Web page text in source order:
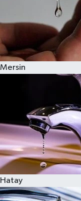
Mersin
Hatay